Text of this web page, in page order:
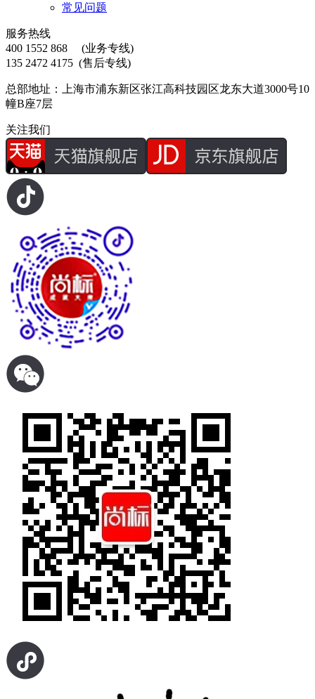
常见问题
服务热线
400 1552 868
(业务专线)
135 2472 4175 (售后专线)
总部地址：上海市浦东新区张江高科技园区龙东大道3000号10
幢B座7层
关注我们